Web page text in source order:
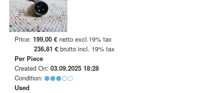
Price: 199,00 € netto excl.19% tax
236,81 € brutto incl. 19% tax
Per Piece
Created On: 03.09.2025 18:28
Condition:
Used